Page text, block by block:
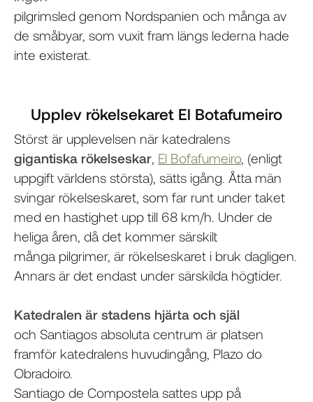
pilgrimsled genom Nordspanien och många av
de småbyar, som vuxit fram längs lederna hade
inte existerat.
Upplev rökelsekaret El Botafumeiro
Störst är upplevelsen när katedralens
gigantiska rökelseskar, El Bofafumeiro, (enligt
uppgift världens största), sätts igång. Åtta män
svingar rökelseskaret, som far runt under taket
med en hastighet upp till 68 km/h. Under de
heliga åren, då det kommer särskilt
många pilgrimer, är rökelseskaret i bruk dagligen.
Annars är det endast under särskilda högtider.
Katedralen är stadens hjärta och själ
och Santiagos absoluta centrum är platsen
framför katedralens huvudingång, Plazo do
Obradoiro.
Santiago de Compostela sattes upp på